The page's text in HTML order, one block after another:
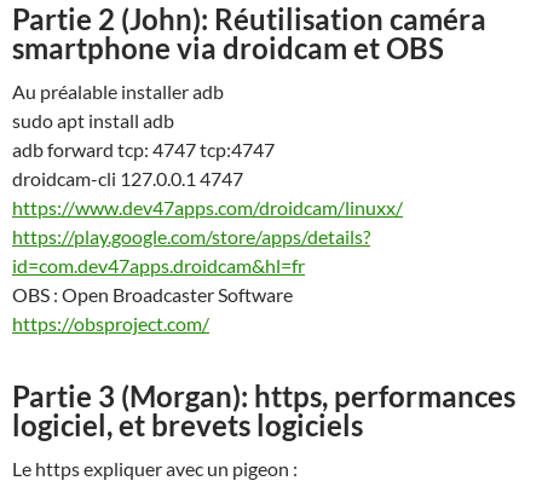
Partie 2 (John): Réutilisation caméra
smartphone via droidcam et OBS
Au préalable installer adb
sudo apt install adb
adb forward tcp: 4747 tcp:4747
droidcam-cli 127.0.0.1 4747
https://www.dev47apps.com/droidcam/linuxx/
https://play.google.com/store/apps/details?
id=com.dev47apps.droidcam&hl=fr
OBS : Open Broadcaster Software
https://obsproject.com/
Partie 3 (Morgan): https, performances
logiciel, et brevets logiciels
Le https expliquer avec un pigeon :